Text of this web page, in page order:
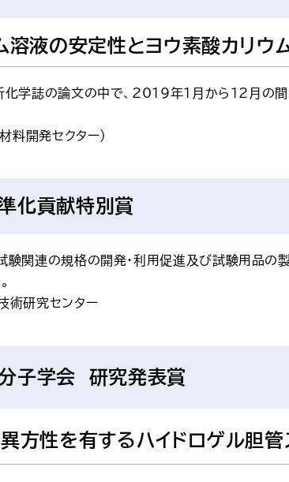
溶液の安定性とヨウ素酸カリウ
化学誌の論文の中で、2019年1月から12月の
料開発セクター）
化貢献特別賞
験関連の規格の開発・利用促進及び試験用品の
術研究センター
子学会 研究発表賞
方性を有するハイドロゲル胆管